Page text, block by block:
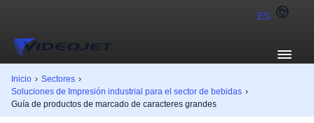
ES
Inicio › Sectores ›
Soluciones de Impresión industrial para el sector de bebidas ›
Guía de productos de marcado de caracteres grandes